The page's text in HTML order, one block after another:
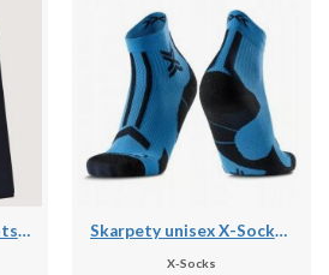
Oakley Kurtka Elements Shell 2.0 Foa406090-02E Skarpety unisex X-Socks TRAILRUN DISCOVER ANKLE MINERAL BLUE/X BLACK A016
X-Socks